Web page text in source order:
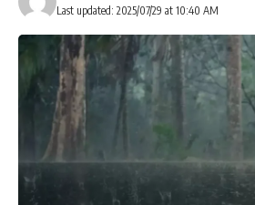
Last updated: 2025/07/29 at 10:40 AM